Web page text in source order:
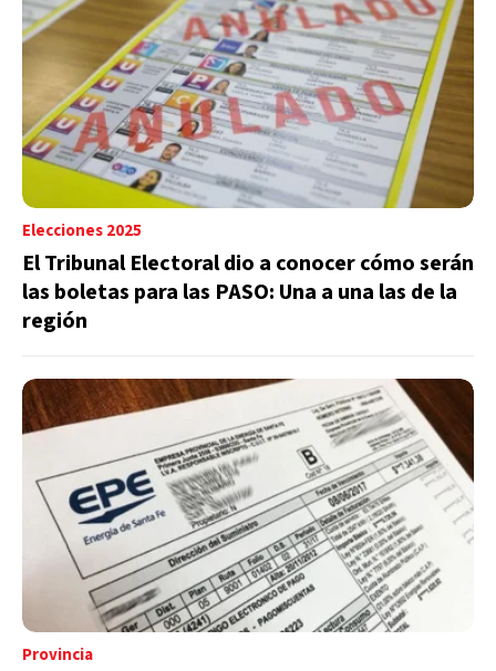
Elecciones 2025
El Tribunal Electoral dio a conocer cómo serán
las boletas para las PASO: Una a una las de la
región
Provincia